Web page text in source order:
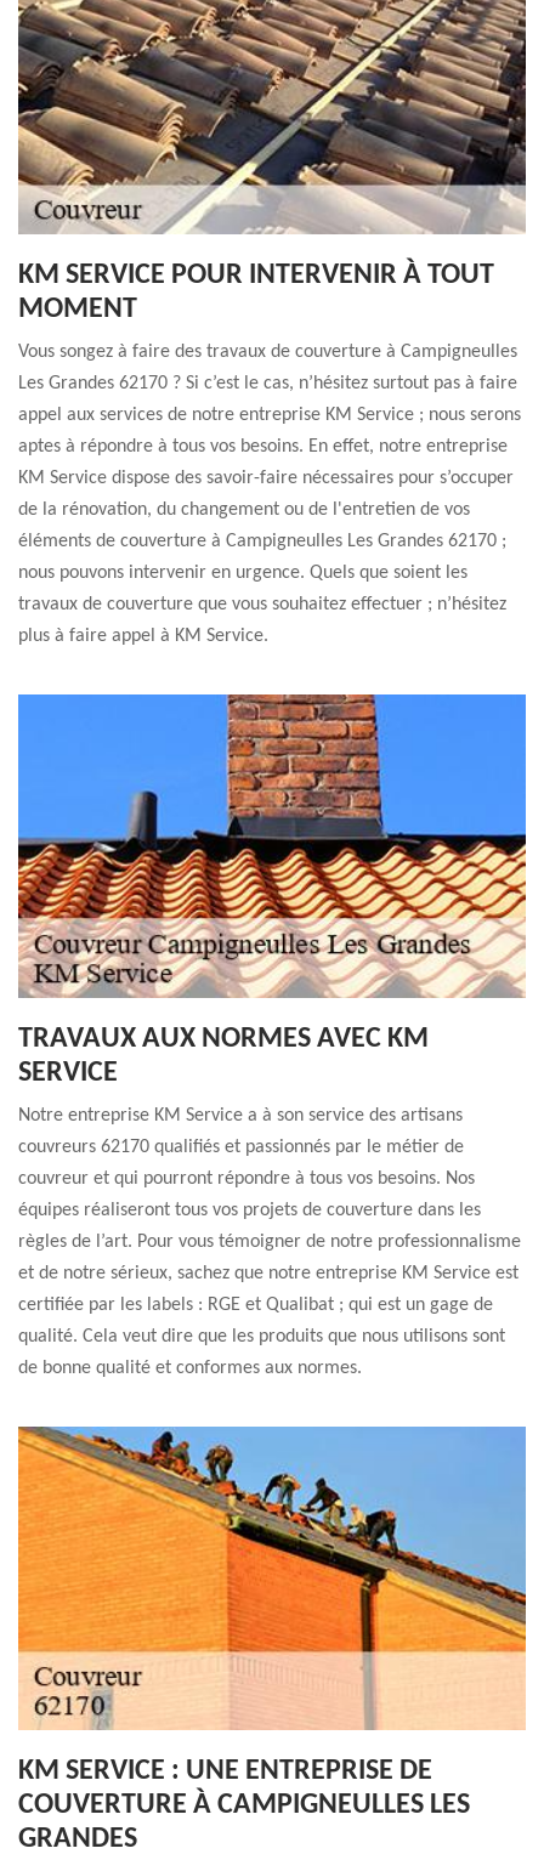
KM SERVICE POUR INTERVENIR À TOUT
MOMENT
Vous songez à faire des travaux de couverture à Campigneulles
Les Grandes 62170 ? Si c’est le cas, n’hésitez surtout pas à faire
appel aux services de notre entreprise KM Service ; nous serons
aptes à répondre à tous vos besoins. En effet, notre entreprise
KM Service dispose des savoir-faire nécessaires pour s’occuper
de la rénovation, du changement ou de l'entretien de vos
éléments de couverture à Campigneulles Les Grandes 62170 ;
nous pouvons intervenir en urgence. Quels que soient les
travaux de couverture que vous souhaitez effectuer ; n’hésitez
plus à faire appel à KM Service.
TRAVAUX AUX NORMES AVEC KM
SERVICE
Notre entreprise KM Service a à son service des artisans
couvreurs 62170 qualifiés et passionnés par le métier de
couvreur et qui pourront répondre à tous vos besoins. Nos
équipes réaliseront tous vos projets de couverture dans les
règles de l’art. Pour vous témoigner de notre professionnalisme
et de notre sérieux, sachez que notre entreprise KM Service est
certifiée par les labels : RGE et Qualibat ; qui est un gage de
qualité. Cela veut dire que les produits que nous utilisons sont
de bonne qualité et conformes aux normes.
KM SERVICE : UNE ENTREPRISE DE
COUVERTURE À CAMPIGNEULLES LES
GRANDES